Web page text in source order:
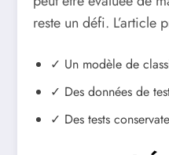
reste un défi. L’article
✓ Un modèle de
✓ Des données de
✓ Des tests